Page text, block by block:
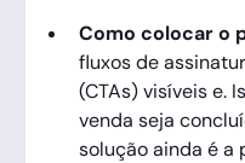
Como colocar o
fluxos de
(CTAs) visíveis e.
venda seja
solução ainda é a